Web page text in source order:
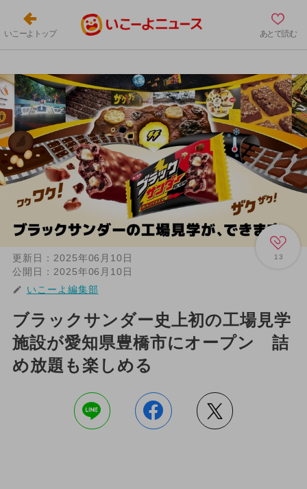
いこーよトップ あとで読む
13
更新日： 2025年06月10日
公開日： 2025年06月10日
いこーよ編集部
ブラックサンダー史上初の工場見学
施設が愛知県豊橋市にオープン 詰
め放題も楽しめる